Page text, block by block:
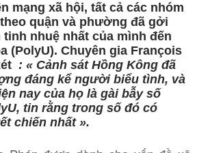
mạng xã hội, tất cả các nhóm
quận và phường đã gởi
nhuệ nhất của mình đến
(PolyU). Chuyên gia François
: « Cảnh sát Hồng Kông đã
đáng kể người biểu tình, và
nay của họ là gài bẫy số
tin rằng trong số đó có
chiến nhất ».